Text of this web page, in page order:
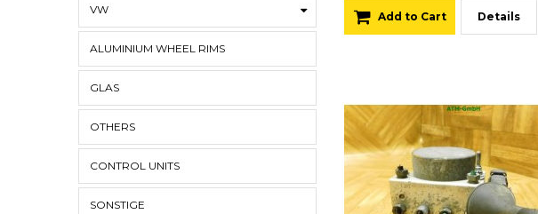
VW
ALUMINIUM WHEEL RIMS
GLAS
OTHERS
CONTROL UNITS
SONSTIGE
Add to Cart Details